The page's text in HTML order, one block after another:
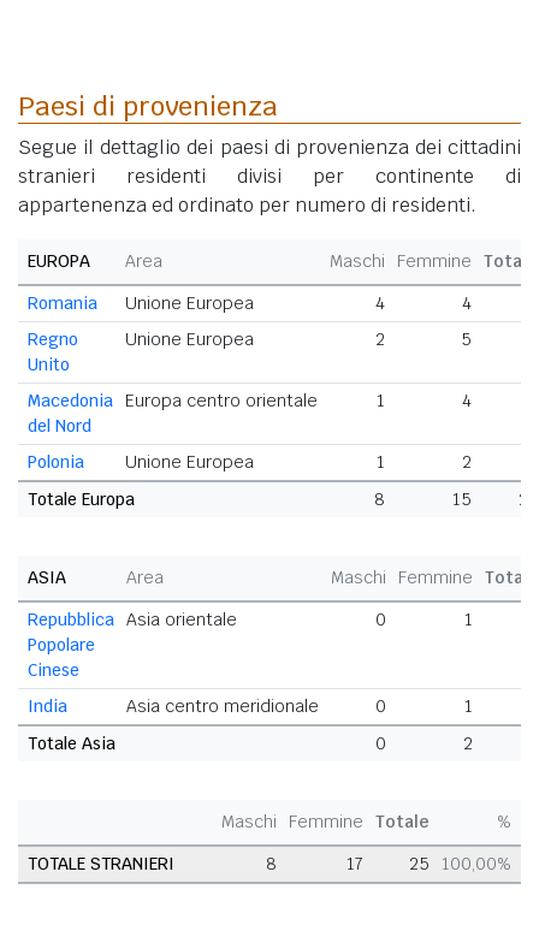
Paesi di provenienza
Segue il dettaglio dei paesi di provenienza dei cittadini
stranieri residenti divisi per continente di
appartenenza ed ordinato per numero di residenti.
EUROPA Area Maschi Femmine
Totale
Romania
Unione Europea 4 4
Regno
Unito
Unione Europea 2 5
Macedonia
del Nord
Europa centro orientale 1 4
Polonia Unione Europea 1 2
Totale Europa
8 15 23
ASIA Area Maschi Femmine
Totale
Repubblica
Popolare
Cinese
Asia orientale 0 1
India Asia centro meridionale 0 1
Totale Asia
0 2
Maschi Femmine Totale
%
TOTALE STRANIERI
8 17 25 100,00%